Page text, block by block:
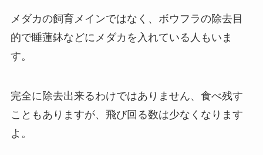
メダカの飼育メインではなく、ボウフラの除去目
的で睡蓮鉢などにメダカを入れている人もいま
す。
完全に除去出来るわけではありません、食べ残す
こともありますが、飛び回る数は少なくなります
よ。